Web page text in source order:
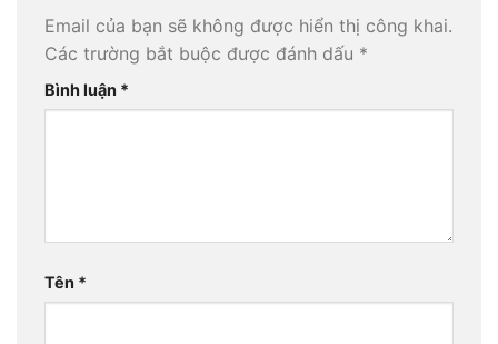
Email của bạn sẽ không được hiển thị công khai.
Các trường bắt buộc được đánh dấu *
Bình luận *
Tên *